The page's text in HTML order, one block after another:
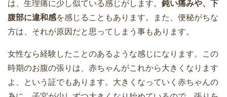
は、生理痛に少し似ている感じがします。 鈍い痛みや、下
腹部に違和感を感じることもあります。また、便秘がちな
方は、それが原因だと思ってしまう事もあります。
女性なら経験したことのあるような感じになります。この
時期のお腹の張りは、赤ちゃんがこれから大きくなります
よ、という証でもあります。大きくなっていく赤ちゃんの